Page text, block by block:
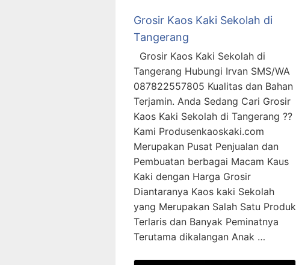
Grosir Kaos Kaki Sekolah di
Tangerang
Grosir Kaos Kaki Sekolah di
Tangerang Hubungi Irvan SMS/WA
087822557805 Kualitas dan Bahan
Terjamin. Anda Sedang Cari Grosir
Kaos Kaki Sekolah di Tangerang ??
Kami Produsenkaoskaki.com
Merupakan Pusat Penjualan dan
Pembuatan berbagai Macam Kaus
Kaki dengan Harga Grosir
Diantaranya Kaos kaki Sekolah
yang Merupakan Salah Satu Produk
Terlaris dan Banyak Peminatnya
Terutama dikalangan Anak …